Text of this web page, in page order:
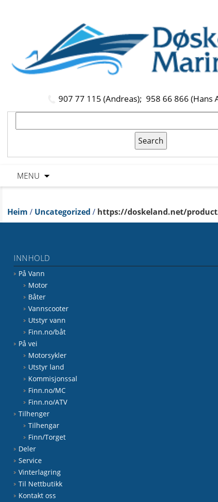
907 77 115 (Andreas); 958 66 866 (Hans
MENU
Heim / Uncategorized / https://doskeland.net/
INNHOLD
På Vann
Motor
Båter
Vannscooter
Utstyr vann
Finn.no/båt
På vei
Motorsykler
Utstyr land
Kommisjonssal
Finn.no/MC
Finn.no/ATV
Tilhenger
Tilhengar
Finn/Torget
Deler
Service
Vinterlagring
Til Nettbutikk
Kontakt oss